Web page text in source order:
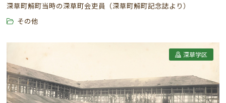
深草町解町当時の深草町会吏員（深草町解町記念誌より）
その他
深草学区